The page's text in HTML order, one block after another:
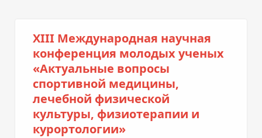
XIII Международная научная
конференция молодых ученых
«Актуальные вопросы
спортивной медицины,
лечебной физической
культуры, физиотерапии и
курортологии»